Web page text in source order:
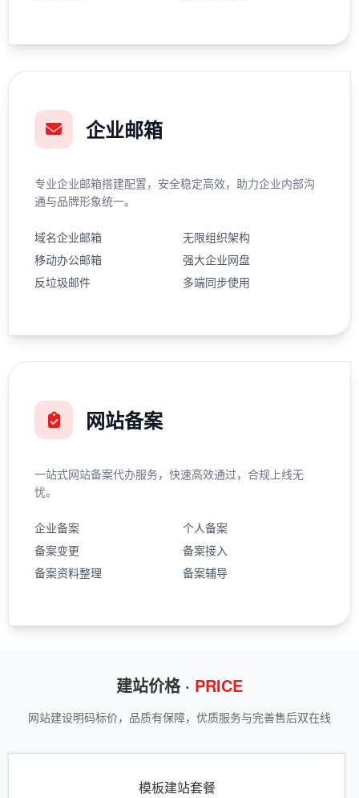
企业邮箱
专业企业邮箱搭建配置，安全稳定高效，助力企业内部沟
通与品牌形象统一。
域名企业邮箱
无限组织架构
移动办公邮箱
强大企业网盘
反垃圾邮件
多端同步使用
网站备案
一站式网站备案代办服务，快速高效通过，合规上线无
忧。
企业备案
个人备案
备案变更
备案接入
备案资料整理
备案辅导
建站价格 · PRICE
网站建设明码标价，品质有保障，优质服务与完善售后双在线
模板建站套餐